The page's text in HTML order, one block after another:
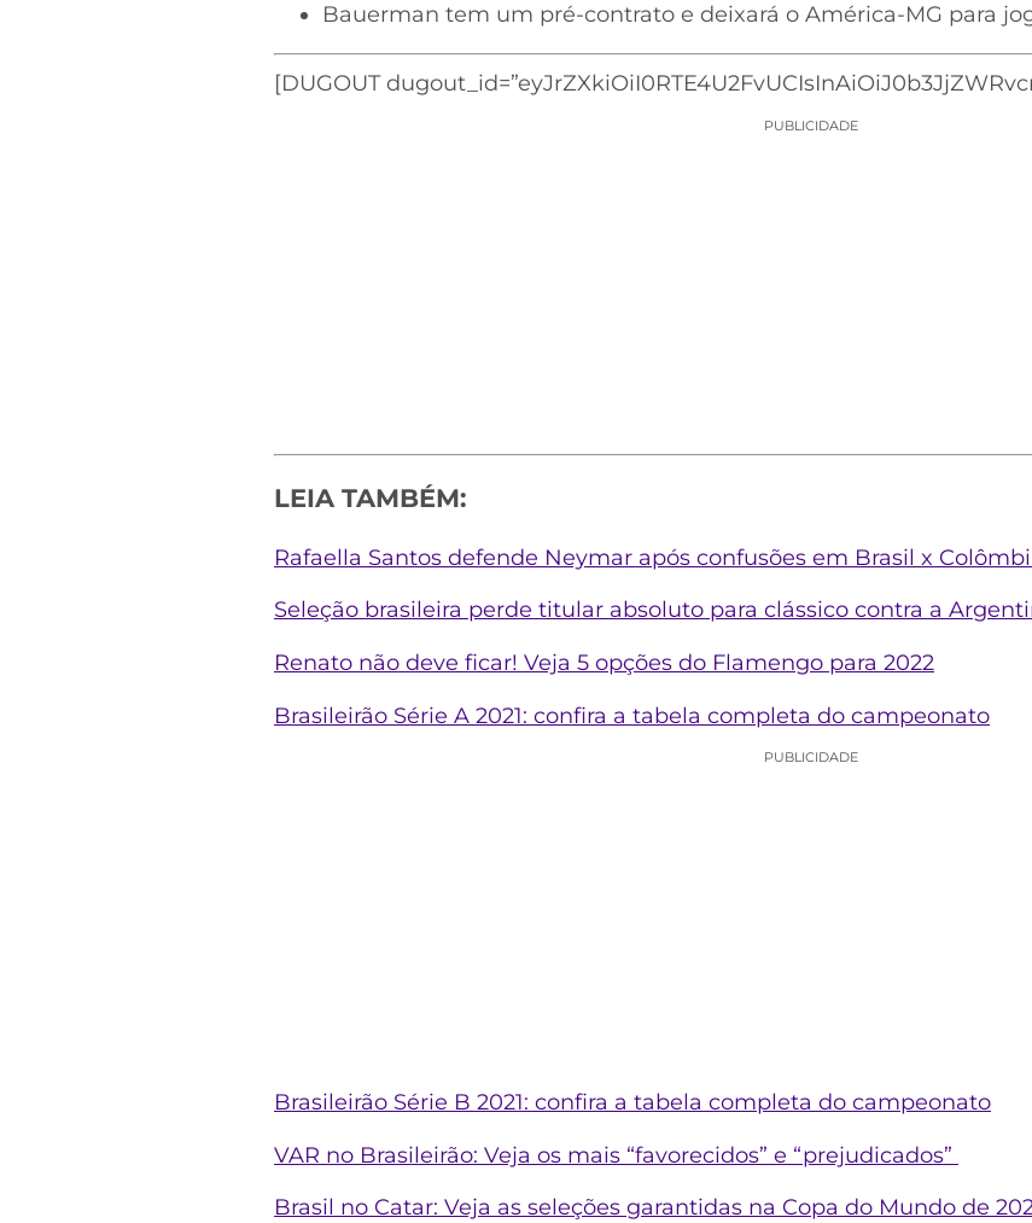
Bauerman tem um pré-contrato e deixará o América-MG para
[DUGOUT
PUBLICIDADE
LEIA TAMBÉM:
Rafaella Santos defende Neymar após confusões em Brasil x
Seleção brasileira perde titular absoluto para clássico contra a
Renato não deve ficar! Veja 5 opções do Flamengo para 2022
Brasileirão Série A 2021: confira a tabela completa do campeonato
PUBLICIDADE
Brasileirão Série B 2021: confira a tabela completa do campeonato
VAR no Brasileirão: Veja os mais “favorecidos” e “prejudicados”
Brasil no Catar: Veja as seleções garantidas na Copa do Mundo de